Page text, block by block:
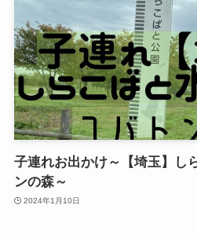
子連れお出かけ～【埼玉】し
ンの森～
2024年1月10日